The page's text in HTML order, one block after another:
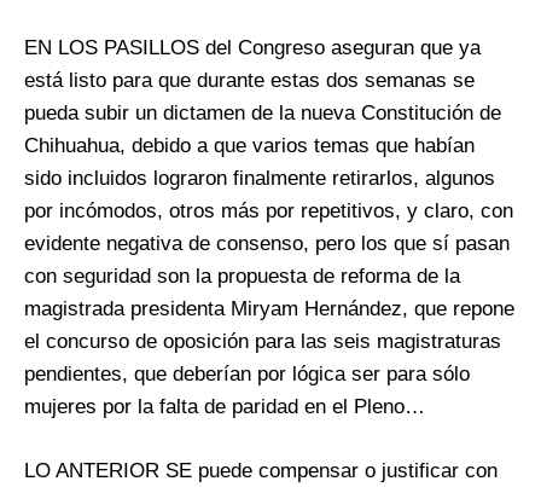
EN LOS PASILLOS del Congreso aseguran que ya
está listo para que durante estas dos semanas se
pueda subir un dictamen de la nueva Constitución de
Chihuahua, debido a que varios temas que habían
sido incluidos lograron finalmente retirarlos, algunos
por incómodos, otros más por repetitivos, y claro, con
evidente negativa de consenso, pero los que sí pasan
con seguridad son la propuesta de reforma de la
magistrada presidenta Miryam Hernández, que repone
el concurso de oposición para las seis magistraturas
pendientes, que deberían por lógica ser para sólo
mujeres por la falta de paridad en el Pleno…
LO ANTERIOR SE puede compensar o justificar con